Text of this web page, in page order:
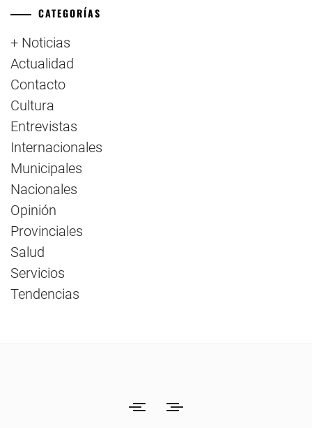
CATEGORÍAS
+ Noticias
Actualidad
Contacto
Cultura
Entrevistas
Internacionales
Municipales
Nacionales
Opinión
Provinciales
Salud
Servicios
Tendencias